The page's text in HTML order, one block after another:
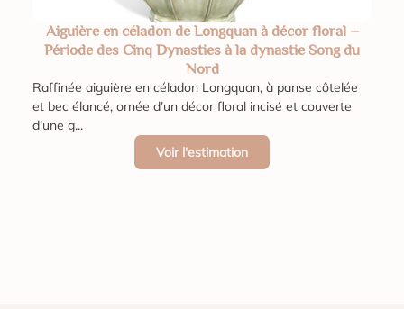
Aiguière en céladon de Longquan à décor floral –
Période des Cinq Dynasties à la dynastie Song du
Nord
Raffinée aiguière en céladon Longquan, à panse côtelée
et bec élancé, ornée d’un décor floral incisé et couverte
d’une g...
Voir l'estimation